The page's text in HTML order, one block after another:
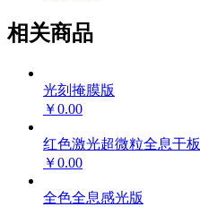
相关商品
光刻掩膜版
￥0.00
红色激光超微粒全息干板
￥0.00
全色全息感光版